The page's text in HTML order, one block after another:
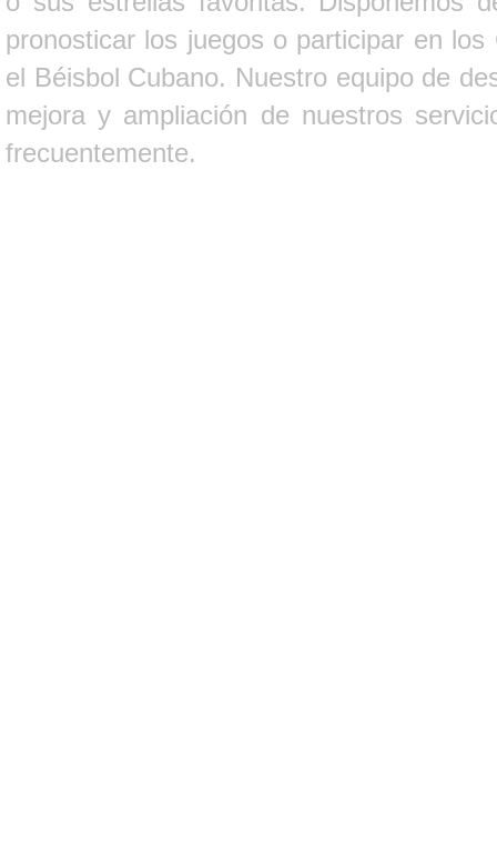
pronosticar los juegos o participar en
el Béisbol Cubano. Nuestro equipo de
mejora y ampliación de nuestros
frecuentemente.